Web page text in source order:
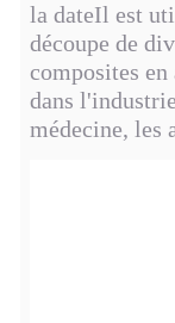
la dateIl est
découpe de
composites
dans
médecine, les